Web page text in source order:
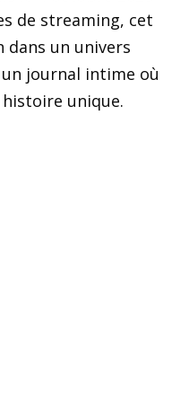
de streaming, cet
dans un univers
journal intime où
unique.